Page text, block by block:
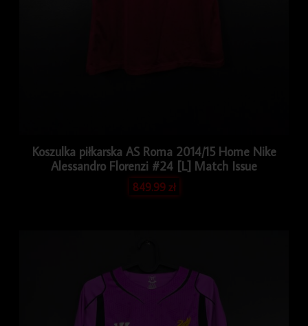
Koszulka piłkarska AS Roma 2014/15 Home Nike
Alessandro Florenzi #24 [L] Match Issue
849.99zł